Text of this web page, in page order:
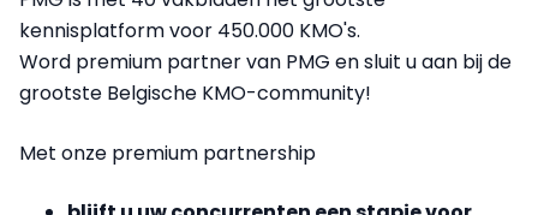
kennisplatform voor 450.000 KMO's.
Word premium partner van PMG en sluit u aan bij de
grootste Belgische KMO-community!
Met onze premium partnership